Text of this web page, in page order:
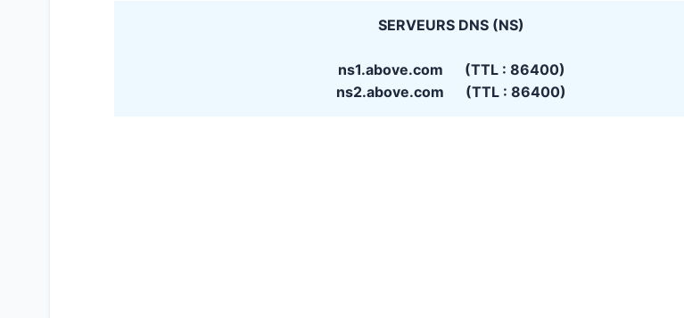
SERVEURS DNS (NS)
ns1.above.com (TTL : 86400)
ns2.above.com (TTL : 86400)